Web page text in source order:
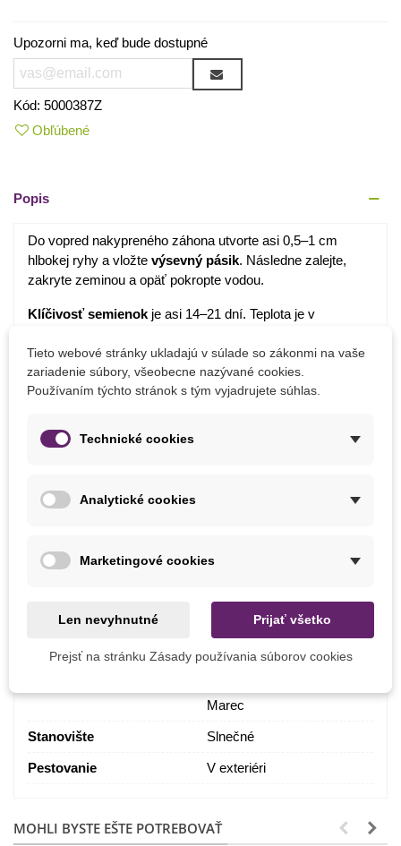
Upozorni ma, keď bude dostupné
Kód: 5000387Z
Obľúbené
Popis
Do vopred nakypreného záhona utvorte asi 0,5–1 cm
hlbokej ryhy a vložte výsevný pásik. Následne zalejte,
zakryte zeminou a opäť pokropte vodou.
Klíčivosť semienok je asi 14–21 dní. Teplota je v
Rozostupy medzi pásikmi by mali byťokolo 30 cm.
Detaily produktu
Doba Kvitnutia
90 - 120 cm
Zmes farieb
Výsev
Apríl
Marec
Stanovište Slnečné
Pestovanie V exteriéri
MOHLI BYSTE EŠTE POTREBOVAŤ
Tieto webové stránky ukladajú v súlade so zákonmi na vaše
zariadenie súbory, všeobecne nazývané cookies.
Používaním týchto stránok s tým vyjadrujete súhlas.
Technické cookies
Analytické cookies
Marketingové cookies
Len nevyhnutné Prijať všetko
Prejsť na stránku Zásady používania súborov cookies